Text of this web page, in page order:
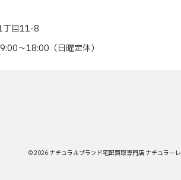
丁目11-8
〜18:00（日曜定休）
© 2026 ナチュラルブランド宅配買取専門店 ナチュラーレ